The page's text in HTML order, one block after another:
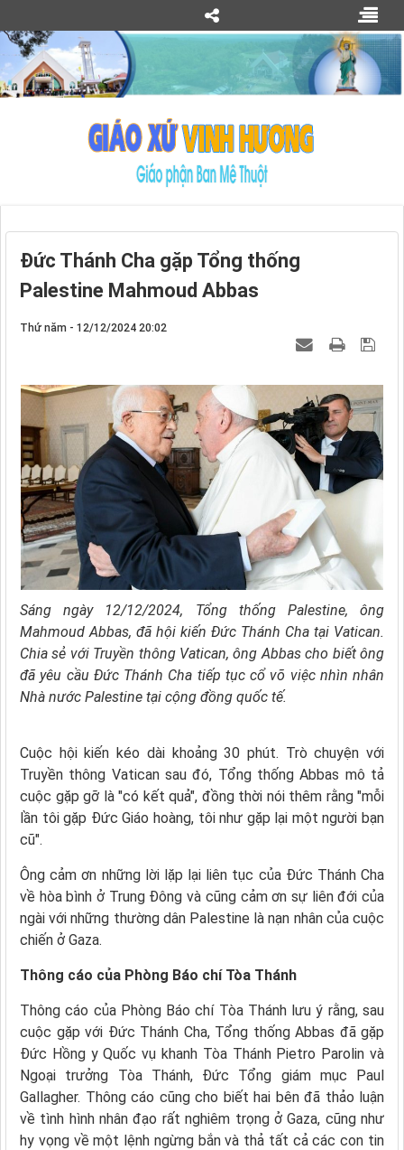
Đức Thánh Cha gặp Tổng thống
Palestine Mahmoud Abbas
Thứ năm - 12/12/2024 20:02
Sáng ngày 12/12/2024, Tổng thống Palestine, ông
Mahmoud Abbas, đã hội kiến Đức Thánh Cha tại Vatican.
Chia sẻ với Truyền thông Vatican, ông Abbas cho biết ông
đã yêu cầu Đức Thánh Cha tiếp tục cổ võ việc nhìn nhân
Nhà nước Palestine tại cộng đồng quốc tế.
Cuộc hội kiến kéo dài khoảng 30 phút. Trò chuyện với
Truyền thông Vatican sau đó, Tổng thống Abbas mô tả
cuộc gặp gỡ là "có kết quả", đồng thời nói thêm rằng "mỗi
lần tôi gặp Đức Giáo hoàng, tôi như gặp lại một người bạn
cũ".
Ông cảm ơn những lời lặp lại liên tục của Đức Thánh Cha
về hòa bình ở Trung Đông và cũng cảm ơn sự liên đới của
ngài với những thường dân Palestine là nạn nhân của cuộc
chiến ở Gaza.
Thông cáo của Phòng Báo chí Tòa Thánh
Thông cáo của Phòng Báo chí Tòa Thánh lưu ý rằng, sau
cuộc gặp với Đức Thánh Cha, Tổng thống Abbas đã gặp
Đức Hồng y Quốc vụ khanh Tòa Thánh Pietro Parolin và
Ngoại trưởng Tòa Thánh, Đức Tổng giám mục Paul
Gallagher. Thông cáo cũng cho biết hai bên đã thảo luận
về tình hình nhân đạo rất nghiêm trọng ở Gaza, cũng như
hy vọng về một lệnh ngừng bắn và thả tất cả các con tin